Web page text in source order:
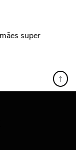
super
↑